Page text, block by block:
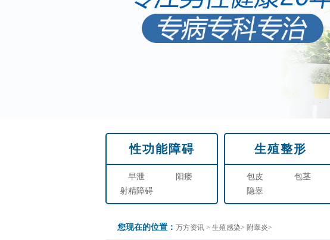
性功能障碍
早泄
阳痿
射精障碍
生殖整形
包皮
包茎
隐睾
您现在的位置： 万方资讯> 生殖感染> 附睾炎>